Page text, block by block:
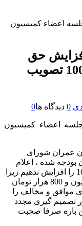
حق
جلسه اعضاء کمیسیون ماده 100 تصویب
0 دیدگاه ها0
اعضاء کمیسیون
عمران شورای
شده ، اعلام
کرده ایم ، مبلغ حق جلسه کمیسیون ماده 100 را افزایش ندهیم زیرا
قیمت اصولی برای ماهیانه 4 جلسه ، یک میلیون و 800 هزار تومان
موافق و مخالف را
تصمیم گیری مجدد
باره صرفا صحبت